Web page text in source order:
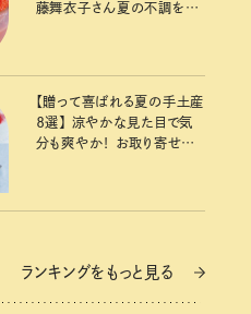
藤舞衣子さん夏の不調を整
【贈って喜ばれる夏の手土産
８選】 涼やかな見た目で気
分も爽やか！ お取り寄せも
ランキングをもっと見る